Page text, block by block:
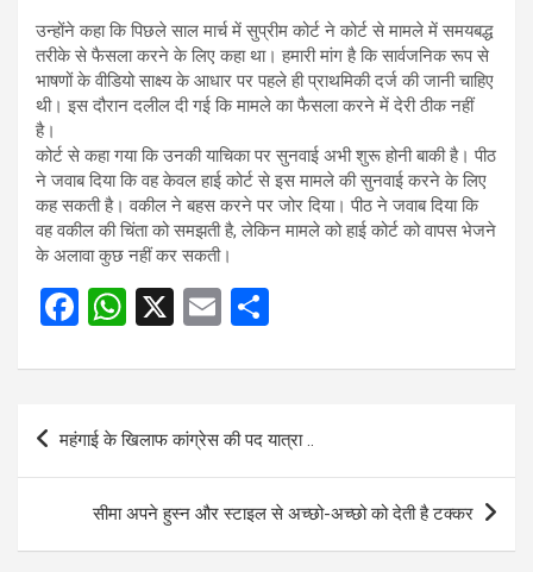
उन्होंने कहा कि पिछले साल मार्च में सुप्रीम कोर्ट ने कोर्ट से मामले में समयबद्ध
तरीके से फैसला करने के लिए कहा था। हमारी मांग है कि सार्वजनिक रूप से
भाषणों के वीडियो साक्ष्य के आधार पर पहले ही प्राथमिकी दर्ज की जानी चाहिए
थी। इस दौरान दलील दी गई कि मामले का फैसला करने में देरी ठीक नहीं
है।
कोर्ट से कहा गया कि उनकी याचिका पर सुनवाई अभी शुरू होनी बाकी है। पीठ
ने जवाब दिया कि वह केवल हाई कोर्ट से इस मामले की सुनवाई करने के लिए
कह सकती है। वकील ने बहस करने पर जोर दिया। पीठ ने जवाब दिया कि
वह वकील की चिंता को समझती है, लेकिन मामले को हाई कोर्ट को वापस भेजने
के अलावा कुछ नहीं कर सकती।
F
ce
b
o
o
W
at
s
A
p
p
X
E
ail ar
Post
navigation
महंगाई के खिलाफ कांग्रेस की पद यात्रा ..
सीमा अपने हुस्न और स्टाइल से अच्छो-अच्छो को देती है टक्कर